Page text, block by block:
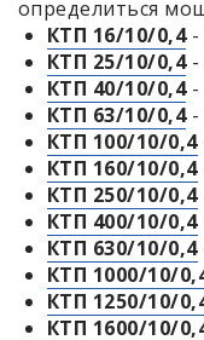
определиться
КТП 16/10/0,4-
КТП 25/10/0,4-
КТП 40/10/0,4-
КТП 63/10/0,4-
КТП 100/10/0,4
КТП 160/10/0,4
КТП 250/10/0,4
КТП 400/10/0,4
КТП 630/10/0,4
КТП 1000/10/
КТП 1250/10/
КТП 1600/10/